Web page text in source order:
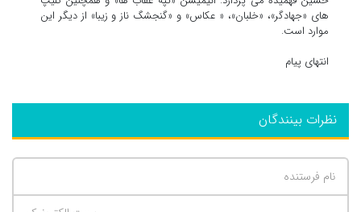
های «جهادگر»، «خلبان»، « عکاس» و «گنجشگ ناز و زیبا» از دیگر این
موارد است.
انتهای پیام
نظرات بینندگان